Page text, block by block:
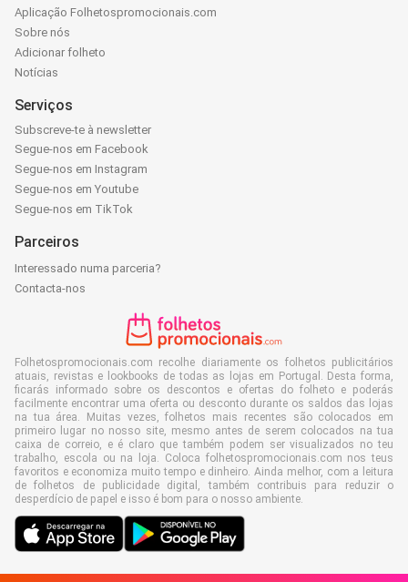
Aplicação Folhetospromocionais.com
Sobre nós
Adicionar folheto
Notícias
Serviços
Subscreve-te à newsletter
Segue-nos em Facebook
Segue-nos em Instagram
Segue-nos em Youtube
Segue-nos em TikTok
Parceiros
Interessado numa parceria?
Contacta-nos
Folhetospromocionais.com recolhe diariamente os folhetos publicitários
atuais, revistas e lookbooks de todas as lojas em Portugal. Desta forma,
ficarás informado sobre os descontos e ofertas do folheto e poderás
facilmente encontrar uma oferta ou desconto durante os saldos das lojas
na tua área. Muitas vezes, folhetos mais recentes são colocados em
primeiro lugar no nosso site, mesmo antes de serem colocados na tua
caixa de correio, e é claro que também podem ser visualizados no teu
trabalho, escola ou na loja. Coloca folhetospromocionais.com nos teus
favoritos e economiza muito tempo e dinheiro. Ainda melhor, com a leitura
de folhetos de publicidade digital, também contribuis para reduzir o
desperdício de papel e isso é bom para o nosso ambiente.